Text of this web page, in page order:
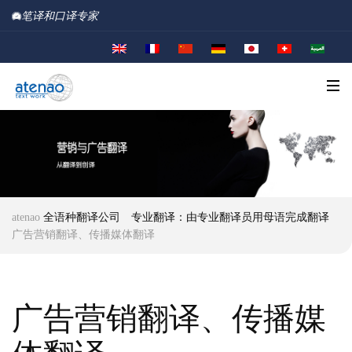
笔译和口译专家
atenao 全语种翻译公司
专业翻译：由专业翻译员用母语完成翻译
广告营销翻译、传播媒体翻译
广告营销翻译、传播媒